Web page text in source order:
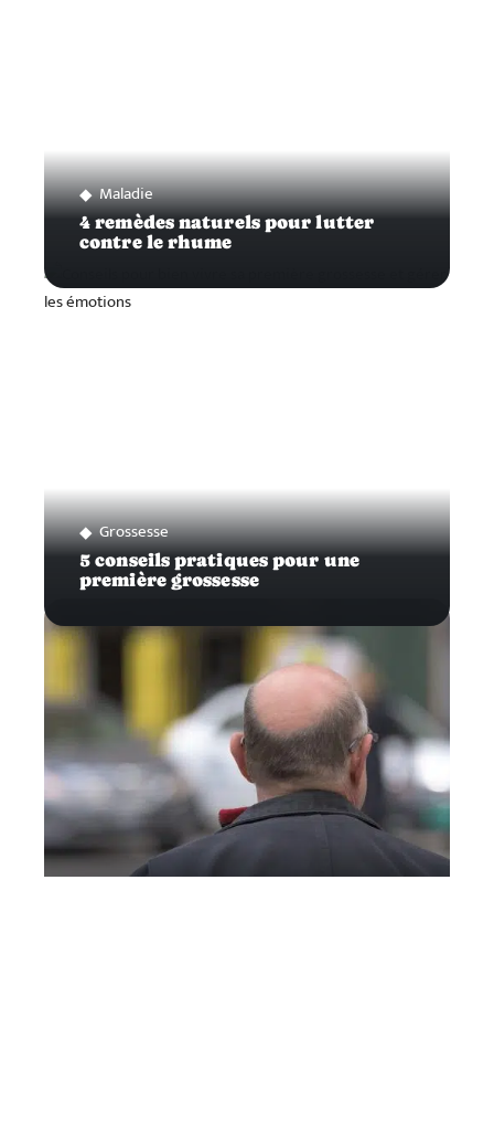
Maladie
4 remèdes naturels pour lutter
contre le rhume
Grossesse
5 conseils pratiques pour une
première grossesse